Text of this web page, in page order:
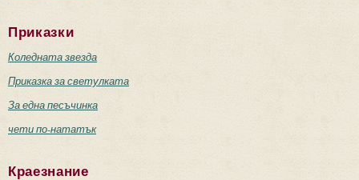
Приказки
Коледната звезда
Приказка за светулката
За една песъчинка
чети по-нататък
Краезнание